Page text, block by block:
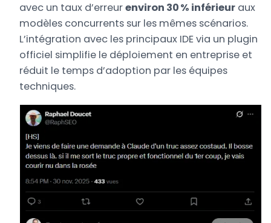
avec un taux d’erreurenviron 30 % inférieur aux
modèles concurrents sur les mêmes scénarios.
L’intégration avec les principaux IDE via un plugin
officiel simplifie le déploiement en entreprise et
réduit le temps d’adoption par les équipes
techniques.